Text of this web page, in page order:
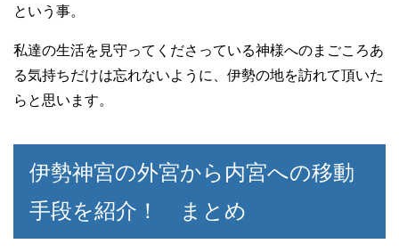
という事。
私達の生活を見守ってくださっている神様へのまごころあ
る気持ちだけは忘れないように、伊勢の地を訪れて頂いた
らと思います。
伊勢神宮の外宮から内宮への移動
手段を紹介！ まとめ